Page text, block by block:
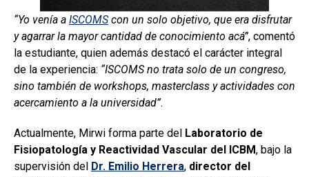
“Yo venía a ISCOMScon un solo objetivo, que era disfrutar
y agarrar la mayor cantidad de conocimiento acá”, comentó
la estudiante, quien además destacó el carácter integral
de la experiencia: “ISCOMS no trata solo de un congreso,
sino también de workshops, masterclass y actividades con
acercamiento a la universidad”.
Actualmente, Mirwi forma parte del Laboratorio de
Fisiopatología y Reactividad Vascular del ICBM, bajo la
supervisión del Dr. Emilio Herrera, director del